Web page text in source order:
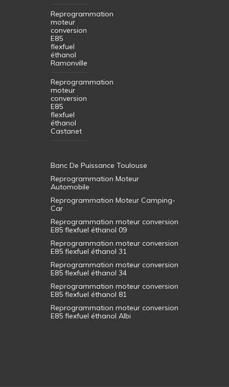
Reprogrammation
moteur
conversion
E85
flexfuel
éthanol
Ramonville
Reprogrammation
moteur
conversion
E85
flexfuel
éthanol
Castanet
Banc De Puissance Toulouse
Reprogrammation Moteur
Automobile
Reprogrammation Moteur Camping-
Car
Reprogrammation moteur conversion
E85 flexfuel éthanol 09
Reprogrammation moteur conversion
E85 flexfuel éthanol 31
Reprogrammation moteur conversion
E85 flexfuel éthanol 34
Reprogrammation moteur conversion
E85 flexfuel éthanol 81
Reprogrammation moteur conversion
E85 flexfuel éthanol Albi